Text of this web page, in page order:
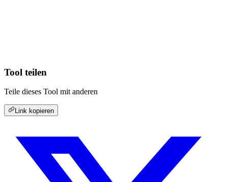
Tool teilen
Teile dieses Tool mit anderen
Link kopieren